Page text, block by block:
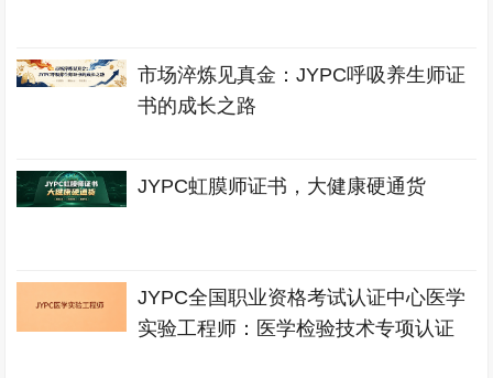
市场淬炼见真金：JYPC呼吸养生师证
书的成长之路
JYPC虹膜师证书，大健康硬通货
JYPC全国职业资格考试认证中心医学
实验工程师：医学检验技术专项认证